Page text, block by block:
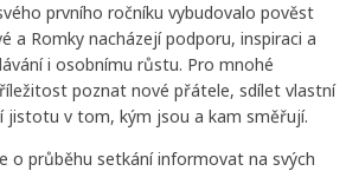
prvního ročníku vybudovalo pověst
a Romky nacházejí podporu, inspiraci a
i osobnímu růstu. Pro mnohé
poznat nové přátele, sdílet vlastní
jistotu v tom, kým jsou a kam směřují.
o průběhu setkání informovat na svých